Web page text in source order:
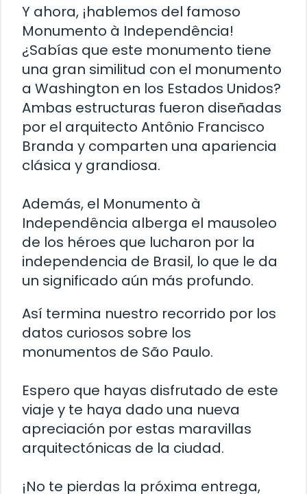
Y ahora, ¡hablemos del famoso
Monumento à Independência!
¿Sabías que este monumento tiene
una gran similitud con el monumento
a Washington en los Estados Unidos?
Ambas estructuras fueron diseñadas
por el arquitecto Antônio Francisco
Branda y comparten una apariencia
clásica y grandiosa.
Además, el Monumento à
Independência alberga el mausoleo
de los héroes que lucharon por la
independencia de Brasil, lo que le da
un significado aún más profundo.
Así termina nuestro recorrido por los
datos curiosos sobre los
monumentos de São Paulo.
Espero que hayas disfrutado de este
viaje y te haya dado una nueva
apreciación por estas maravillas
arquitectónicas de la ciudad.
¡No te pierdas la próxima entrega,